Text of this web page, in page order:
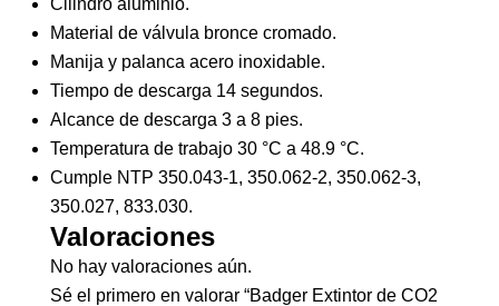
Cilindro aluminio.
Material de válvula bronce cromado.
Manija y palanca acero inoxidable.
Tiempo de descarga 14 segundos.
Alcance de descarga 3 a 8 pies.
Temperatura de trabajo 30 °C a 48.9 °C.
Cumple NTP 350.043-1, 350.062-2, 350.062-3,
350.027, 833.030.
Valoraciones
No hay valoraciones aún.
Sé el primero en valorar “Badger Extintor de CO2